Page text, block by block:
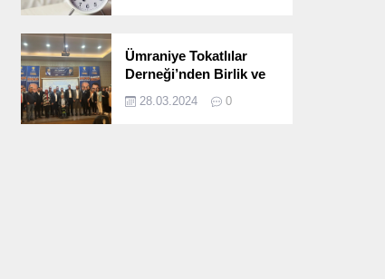
Ümraniye Tokatlılar
Derneği’nden Birlik ve
Programı
28.03.2024 0